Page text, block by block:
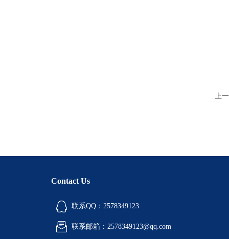
上
Contact Us
联系QQ：2578349123
联系邮箱：2578349123@qq.com